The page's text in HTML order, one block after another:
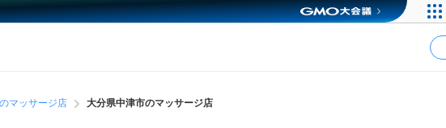
マッサージ店 大分県中津市のマッサージ店